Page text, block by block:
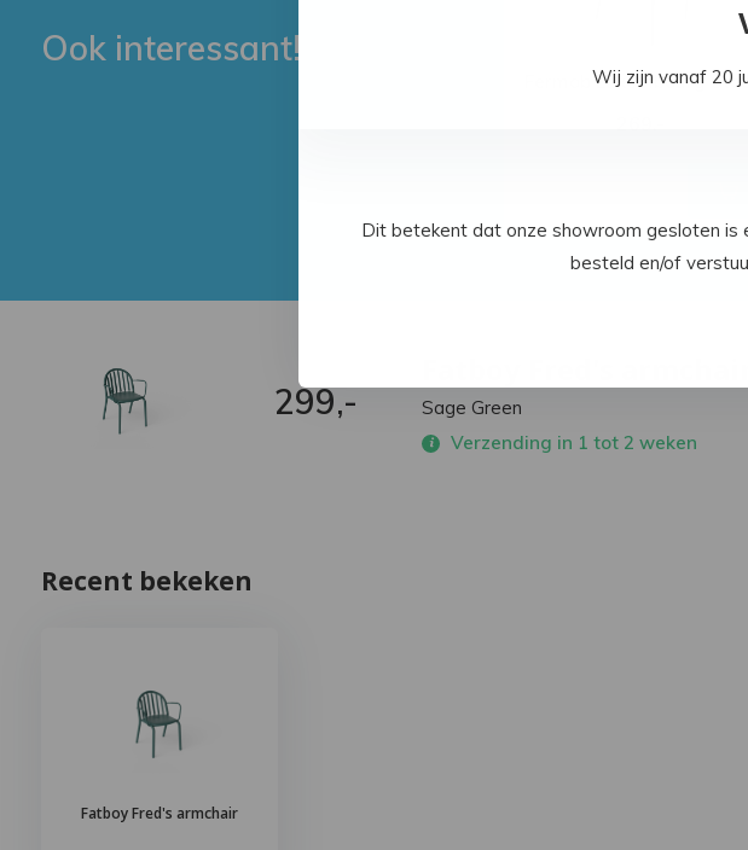
Ook interessant!
Fermob Luxembourg
299,-
Sage Green
Verzending in 1 tot 2 weken
Recent bekeken
Fatboy Fred's armchair
Wij zijn vanaf 20
Dit betekent dat onze showroom gesloten is
besteld en/of